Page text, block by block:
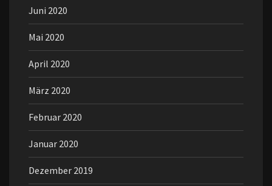
Juni 2020
Mai 2020
April 2020
März 2020
Februar 2020
Januar 2020
Dezember 2019